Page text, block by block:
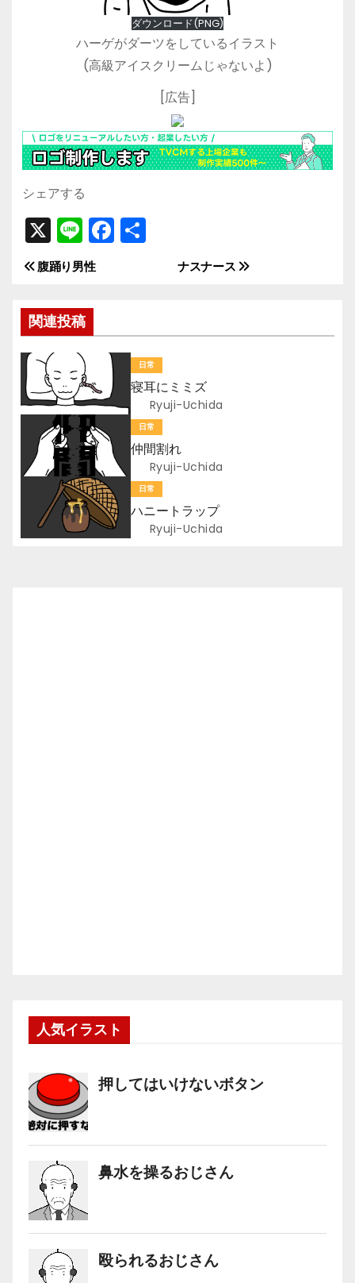
ダウンロード(PNG)
ハーゲがダーツをしているイラスト
(高級アイスクリームじゃないよ)
[広告]
シェアする
X Li
n
e
F
a
b
o
o
k
共
投
稿
ナ
ビ
ゲ
ー
シ
ョ
ン
ナスナース
腹踊り男性
関連投稿
日常
寝耳にミミズ
Ryuji-Uchida
日常
仲間割れ
Ryuji-Uchida
日常
ハニートラップ
Ryuji-Uchida
人気イラスト